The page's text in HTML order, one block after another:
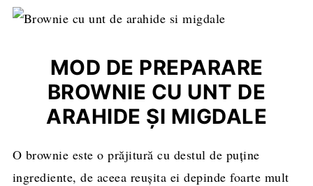
MOD DE PREPARARE
BROWNIE CU UNT DE
ARAHIDE ȘI MIGDALE
O brownie este o prăjitură cu destul de puține
ingrediente, de aceea reușita ei depinde foarte mult